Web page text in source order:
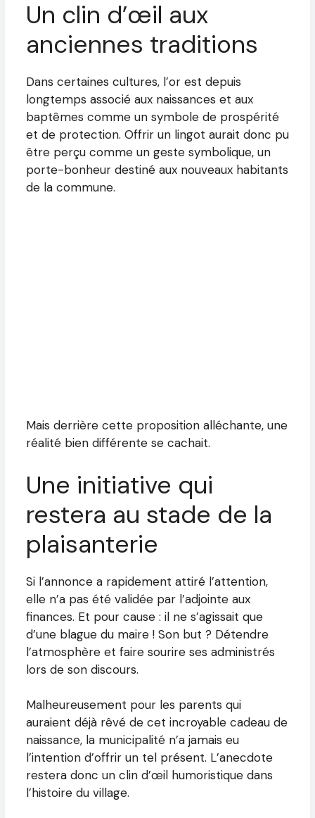
Un clin d’œil aux
anciennes traditions
Dans certaines cultures, l’or est depuis
longtemps associé aux naissances et aux
baptêmes comme un symbole de prospérité
et de protection. Offrir un lingot aurait donc pu
être perçu comme un geste symbolique, un
porte-bonheur destiné aux nouveaux habitants
de la commune.
Mais derrière cette proposition alléchante, une
réalité bien différente se cachait.
Une initiative qui
restera au stade de la
plaisanterie
Si l’annonce a rapidement attiré l’attention,
elle n’a pas été validée par l’adjointe aux
finances. Et pour cause : il ne s’agissait que
d’une blague du maire ! Son but ? Détendre
l’atmosphère et faire sourire ses administrés
lors de son discours.
Malheureusement pour les parents qui
auraient déjà rêvé de cet incroyable cadeau de
naissance, la municipalité n’a jamais eu
l’intention d’offrir un tel présent. L’anecdote
restera donc un clin d’œil humoristique dans
l’histoire du village.